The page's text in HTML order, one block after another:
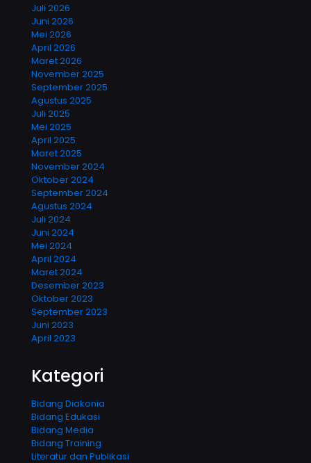
Juli 2026
Juni 2026
Mei 2026
April 2026
Maret 2026
November 2025
September 2025
Agustus 2025
Juli 2025
Mei 2025
April 2025
Maret 2025
November 2024
Oktober 2024
September 2024
Agustus 2024
Juli 2024
Juni 2024
Mei 2024
April 2024
Maret 2024
Desember 2023
Oktober 2023
September 2023
Juni 2023
April 2023
Kategori
Bidang Diakonia
Bidang Edukasi
Bidang Media
Bidang Training
Literatur dan Publikasi